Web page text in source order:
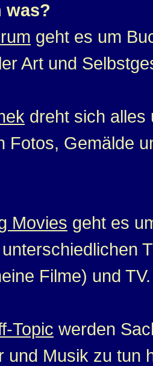
was?
geht es um
Art und
dreht sich alles
Fotos, Gemälde
Movies geht es
Filme) und
Topic werden
und Musik zu tun